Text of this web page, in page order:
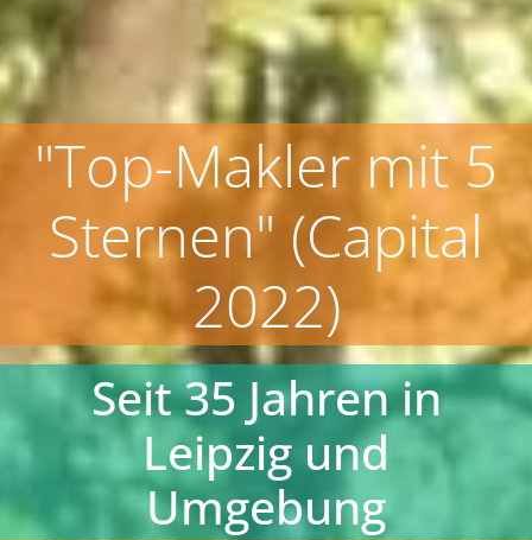
"Top-Makler mit 5
Sternen" (Capital
2022)
Seit 35 Jahren in
Leipzig und
Umgebung